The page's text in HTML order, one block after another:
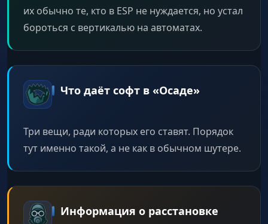
их обычно те, кто в ESP не нуждается, но устал
бороться с вертикалью на автоматах.
Что даёт софт в «Осаде»
Три вещи, ради которых его ставят. Порядок
тут именно такой, а не как в обычном шутере.
Информация о расстановке